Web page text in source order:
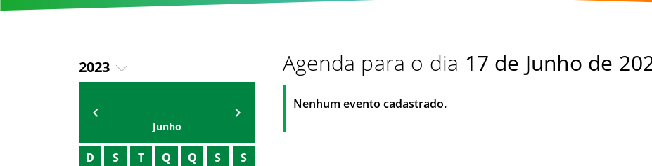
2023
2025
2026
Junho
D S T Q Q S S
Agenda para o dia 17 de Junho de
Nenhum evento cadastrado.